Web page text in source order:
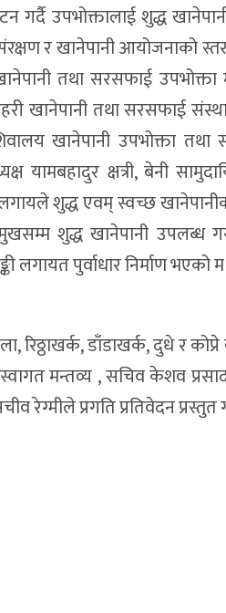
गर्दै उपभोक्तालाई शुद्ध
र खानेपानी आयोजनाको
खानेपानी तथा सरसफाई
खानेपानी तथा सरसफाई
खानेपानी उपभोक्ता
यामबहादुर क्षत्री, बेनी
शुद्ध एवम् स्वच्छ
शुद्ध खानेपानी उपलब्ध
लगायत पुर्वाधार निर्माण भएको
रिठ्ठाखर्क, डाँडाखर्क, दुधे र
स्वागत मन्तव्य , सचिव केशव
रेग्मीले प्रगति प्रतिवेदन प्रस्तुत